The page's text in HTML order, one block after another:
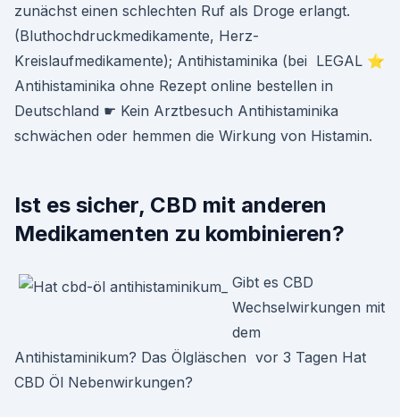
zunächst einen schlechten Ruf als Droge erlangt.
(Bluthochdruckmedikamente, Herz-
Kreislaufmedikamente); Antihistaminika (bei LEGAL ⭐
Antihistaminika ohne Rezept online bestellen in
Deutschland ☛ Kein Arztbesuch Antihistaminika
schwächen oder hemmen die Wirkung von Histamin.
Ist es sicher, CBD mit anderen
Medikamenten zu kombinieren?
Gibt es CBD
Wechselwirkungen mit
dem
Antihistaminikum? Das Ölgläschen vor 3 Tagen Hat
CBD Öl Nebenwirkungen?